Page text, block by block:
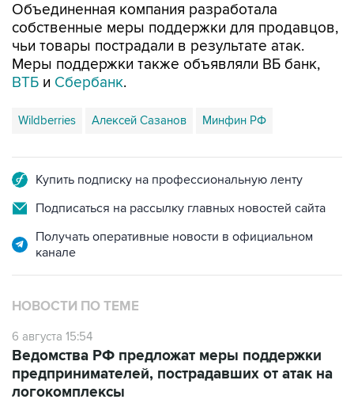
Объединенная компания разработала
собственные меры поддержки для продавцов,
чьи товары пострадали в результате атак.
Меры поддержки также объявляли ВБ банк,
ВТБ и Сбербанк.
Wildberries Алексей Сазанов Минфин РФ
Купить подписку на профессиональную ленту
Подписаться на рассылку главных новостей сайта
Получать оперативные новости в официальном
канале
НОВОСТИ ПО ТЕМЕ
6 августа 15:54
Ведомства РФ предложат меры поддержки
предпринимателей, пострадавших от атак на
логокомплексы